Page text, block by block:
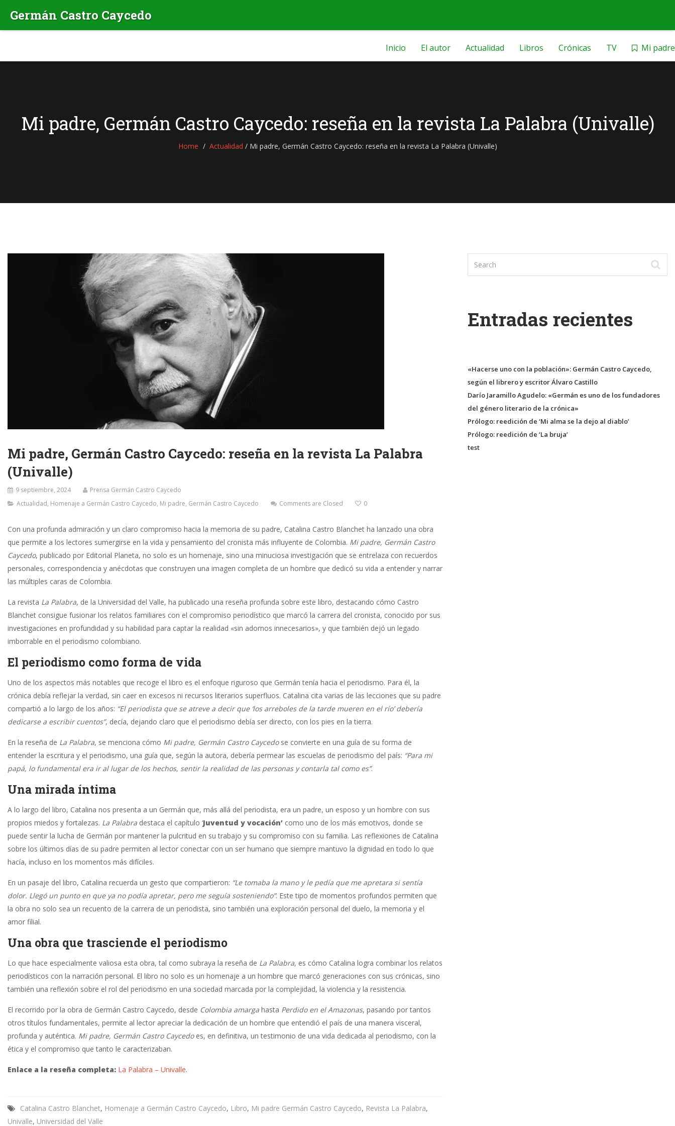
Inicio El autor Actualidad Libros Crónicas TV Mi padre
Mi padre, Germán Castro Caycedo: reseña en la revista La Palabra (Univalle)
Home Actualidad /Mi padre, Germán Castro Caycedo: reseña en la revista La Palabra (Univalle)
Mi padre, Germán Castro Caycedo: reseña en la revista La Palabra
(Univalle)
9 septiembre, 2024
Prensa Germán Castro Caycedo
Actualidad, Homenaje a Germán Castro Caycedo, Mi padre, Germán Castro Caycedo Comments are Closed 0
Con una profunda admiración y un claro compromiso hacia la memoria de su padre, Catalina Castro Blanchet ha lanzado una obra
que permite a los lectores sumergirse en la vida y pensamiento del cronista más influyente de Colombia. Mi padre, Germán Castro
Caycedo, publicado por Editorial Planeta, no solo es un homenaje, sino una minuciosa investigación que se entrelaza con recuerdos
personales, correspondencia y anécdotas que construyen una imagen completa de un hombre que dedicó su vida a entender y narrar
las múltiples caras de Colombia.
La revista La Palabra, de la Universidad del Valle, ha publicado una reseña profunda sobre este libro, destacando cómo Castro
Blanchet consigue fusionar los relatos familiares con el compromiso periodístico que marcó la carrera del cronista, conocido por sus
investigaciones en profundidad y su habilidad para captar la realidad «sin adornos innecesarios», y que también dejó un legado
imborrable en el periodismo colombiano.
El periodismo como forma de vida
Uno de los aspectos más notables que recoge el libro es el enfoque riguroso que Germán tenía hacia el periodismo. Para él, la
crónica debía reflejar la verdad, sin caer en excesos ni recursos literarios superfluos. Catalina cita varias de las lecciones que su padre
compartió a lo largo de los años: “El periodista que se atreve a decir que ‘los arreboles de la tarde mueren en el río’ debería
dedicarse a escribir cuentos”, decía, dejando claro que el periodismo debía ser directo, con los pies en la tierra.
En la reseña de La Palabra, se menciona cómo Mi padre, Germán Castro Caycedose convierte en una guía de su forma de
entender la escritura y el periodismo, una guía que, según la autora, debería permear las escuelas de periodismo del país: “Para mi
papá, lo fundamental era ir al lugar de los hechos, sentir la realidad de las personas y contarla tal como es”.
Una mirada íntima
A lo largo del libro, Catalina nos presenta a un Germán que, más allá del periodista, era un padre, un esposo y un hombre con sus
propios miedos y fortalezas. La Palabra destaca el capítulo ‘Juventud y vocación’ como uno de los más emotivos, donde se
puede sentir la lucha de Germán por mantener la pulcritud en su trabajo y su compromiso con su familia. Las reflexiones de Catalina
sobre los últimos días de su padre permiten al lector conectar con un ser humano que siempre mantuvo la dignidad en todo lo que
hacía, incluso en los momentos más difíciles.
En un pasaje del libro, Catalina recuerda un gesto que compartieron: “Le tomaba la mano y le pedía que me apretara si sentía
dolor. Llegó un punto en que ya no podía apretar, pero me seguía sosteniendo”. Este tipo de momentos profundos permiten que
la obra no solo sea un recuento de la carrera de un periodista, sino también una exploración personal del duelo, la memoria y el
amor filial.
Una obra que trasciende el periodismo
Lo que hace especialmente valiosa esta obra, tal como subraya la reseña de La Palabra, es cómo Catalina logra combinar los relatos
periodísticos con la narración personal. El libro no solo es un homenaje a un hombre que marcó generaciones con sus crónicas, sino
también una reflexión sobre el rol del periodismo en una sociedad marcada por la complejidad, la violencia y la resistencia.
El recorrido por la obra de Germán Castro Caycedo, desde Colombia amarga hasta Perdido en el Amazonas, pasando por tantos
otros títulos fundamentales, permite al lector apreciar la dedicación de un hombre que entendió el país de una manera visceral,
profunda y auténtica. Mi padre, Germán Castro Caycedoes, en definitiva, un testimonio de una vida dedicada al periodismo, con la
ética y el compromiso que tanto le caracterizaban.
Enlace a la reseña completa: La Palabra – Univalle.
Catalina Castro Blanchet, Homenaje a Germán Castro Caycedo, Libro, Mi padre Germán Castro Caycedo, Revista La Palabra,
Univalle, Universidad del Valle
Entradas recientes
«Hacerse uno con la población»: Germán Castro Caycedo,
según el librero y escritor Álvaro Castillo
Darío Jaramillo Agudelo: «Germán es uno de los fundadores
del género literario de la crónica»
Prólogo: reedición de ‘Mi alma se la dejo al diablo’
Prólogo: reedición de ‘La bruja’
test